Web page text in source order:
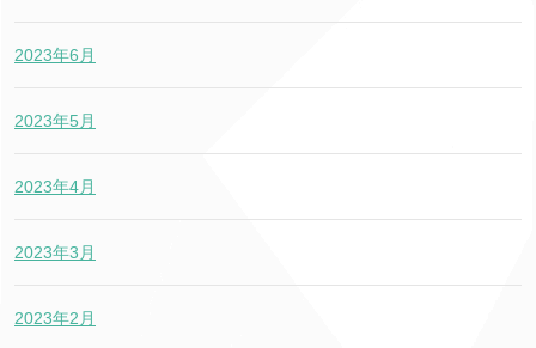
2023年6月
2023年5月
2023年4月
2023年3月
2023年2月